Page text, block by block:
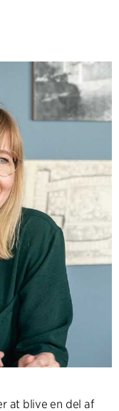
at blive en del af